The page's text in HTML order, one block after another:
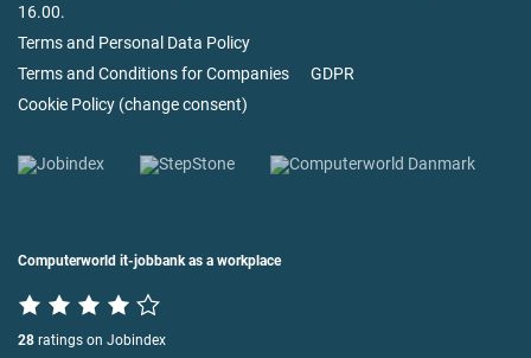
16.00.
Terms and Personal Data Policy
Terms and Conditions for Companies
GDPR
Cookie Policy (change consent)
Computerworld it-jobbank as a workplace
28 ratings on Jobindex